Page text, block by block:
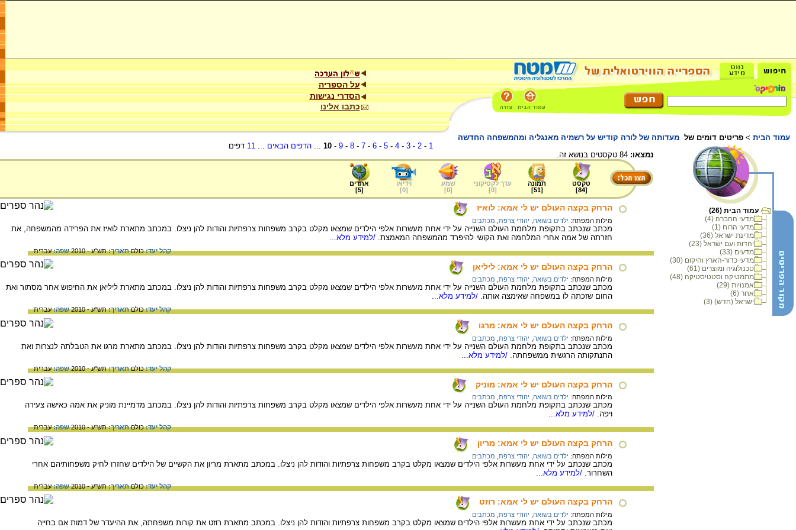
על הספריה
הסדרי נגישות
כתבו אלינו
עמוד הבית > פריטים דומים של מעדותה של לורה קודיש על רשמיה מאנגליה ומהמשפחה החדשה
עמוד הבית (26)
מדעי החברה (4)
מדעי הרוח (1)
מדינת ישראל (36)
יהדות ועם ישראל (23)
מדעים (33)
מדעי כדור-הארץ והיקום (30)
טכנולוגיה ומוצרים (61)
מתמטיקה וסטטיסטיקה (48)
אמנויות (29)
אחר (6)
ישראל (חדש) (3)
1
-
2
-
3
-
4
-
5
-
6
-
7
-
8
-
9
-
10
...הדפים הבאים ...
11 דפים
נמצאו:
טקסט
[
84
]
תמונה
[
51
]
ערך לקסיקוני
[
0
]
שמע
[
0
]
וידיאו
[
0
]
אתרים
[
5
]
הרחק בקצה העולם יש לי אמא: לואיז
מילות המפתח: ילדים בשואה יהודי צרפת מכתבים
מכתב שנכתב בתקופת מלחמת העולם השנייה על ידי אחת מעשרות אלפי הילדים שמצאו מקלט בקרב משפחות צרפתיות והודות להן ניצלו. במכתב מתארת לואיז את הפרידה מהמשפחה, את
חזרתה של אמה אחרי המלחמה ואת הקושי להיפרד מהמשפחה המאמצת. /למידע מלא...
קהל יעד:כולםתאריך:תש"ע - 2010 שפה:עברית
הרחק בקצה העולם יש לי אמא: ליליאן
מילות המפתח: ילדים בשואה יהודי צרפת מכתבים
מכתב שנכתב בתקופת מלחמת העולם השנייה על ידי אחת מעשרות אלפי הילדים שמצאו מקלט בקרב משפחות צרפתיות והודות להן ניצלו. במכתב מתארת ליליאן את החיפוש אחר מסתור ואת
החום שזכתה לו במשפחה שאימצה אותה. /למידע מלא...
קהל יעד:כולםתאריך:תש"ע - 2010 שפה:עברית
הרחק בקצה העולם יש לי אמא: מרגו
מילות המפתח: ילדים בשואה יהודי צרפת מכתבים
מכתב שנכתב בתקופת מלחמת העולם השנייה על ידי אחת מעשרות אלפי הילדים שמצאו מקלט בקרב משפחות צרפתיות והודות להן ניצלו. במכתב מתארת מרגו את הטבלתה לנצרות ואת
התנתקותה הרגשית ממשפחתה. /למידע מלא...
קהל יעד:כולםתאריך:תש"ע - 2010 שפה:עברית
הרחק בקצה העולם יש לי אמא: מוניק
מילות המפתח: ילדים בשואה יהודי צרפת מכתבים
מכתב שנכתב בתקופת מלחמת העולם השנייה על ידי אחת מעשרות אלפי הילדים שמצאו מקלט בקרב משפחות צרפתיות והודות להן ניצלו. במכתב מדמיינת מוניק את אמה כאישה צעירה
ויפה. /למידע מלא...
קהל יעד:כולםתאריך:תש"ע - 2010 שפה:עברית
הרחק בקצה העולם יש לי אמא: מריון
מילות המפתח: ילדים בשואה יהודי צרפת מכתבים
מכתב שנכתב על ידי אחת מעשרות אלפי הילדים שמצאו מקלט בקרב משפחות צרפתיות והודות להן ניצלו. במכתב מתארת מריון את הקשיים של הילדים שחזרו לחיק משפחותיהם אחרי
השחרור. /למידע מלא...
קהל יעד:כולםתאריך:תש"ע - 2010 שפה:עברית
הרחק בקצה העולם יש לי אמא: רוזט
מילות המפתח: ילדים בשואה יהודי צרפת מכתבים
מכתב שנכתב על ידי אחת מעשרות אלפי הילדים שמצאו מקלט בקרב משפחות צרפתיות והודות להן ניצלו. במכתב מתארת רוזט את קורות משפחתה, את ההיעדר של דמות אם בחייה